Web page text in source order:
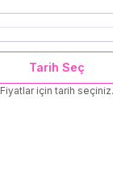
Fiyatlar için tarih seçiniz.
Tarih Seç